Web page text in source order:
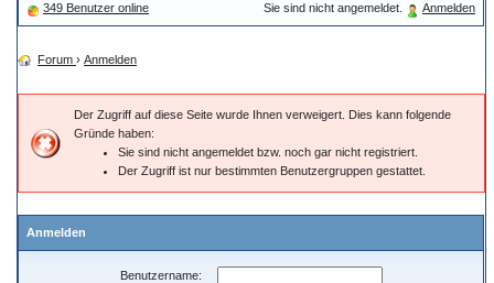
349 Benutzer online Sie sind nicht angemeldet. Anmelden
Forum › Anmelden
Der Zugriff auf diese Seite wurde Ihnen verweigert. Dies kann folgende
Gründe haben:
Sie sind nicht angemeldet bzw. noch gar nicht registriert.
Der Zugriff ist nur bestimmten Benutzergruppen gestattet.
Anmelden
Benutzername: